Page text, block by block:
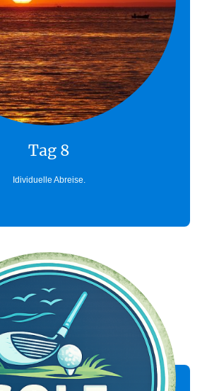
Tag 8
Idividuelle Abreise.